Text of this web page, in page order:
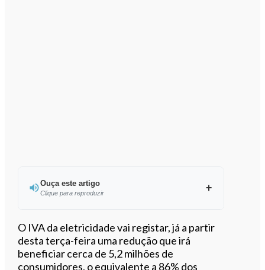
Ouça este artigo
Clique para reproduzir
Ouvir este artigo
O IVA da eletricidade vai registar, já a partir
desta terça-feira uma redução que irá
beneficiar cerca de 5,2 milhões de
consumidores, o equivalente a 86% dos